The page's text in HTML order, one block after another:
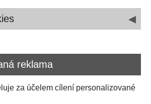
◂
Google
Maps
Ireland ltd.
v kontaktech
reklama
za účelem cílení personalizované